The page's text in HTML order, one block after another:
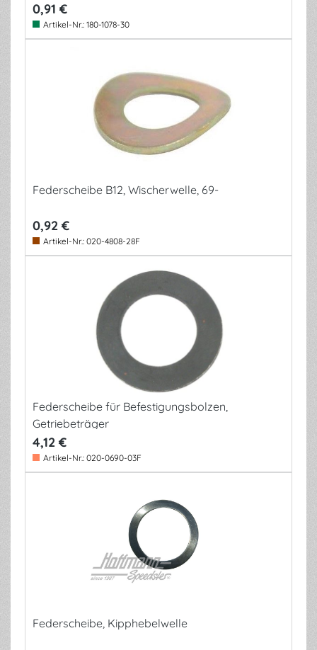
0,91 €
Artikel-Nr.: 180-1078-30
Federscheibe B12, Wischerwelle, 69-
0,92 €
Artikel-Nr.: 020-4808-28F
Federscheibe für Befestigungsbolzen,
Getriebeträger
4,12 €
Artikel-Nr.: 020-0690-03F
Federscheibe, Kipphebelwelle